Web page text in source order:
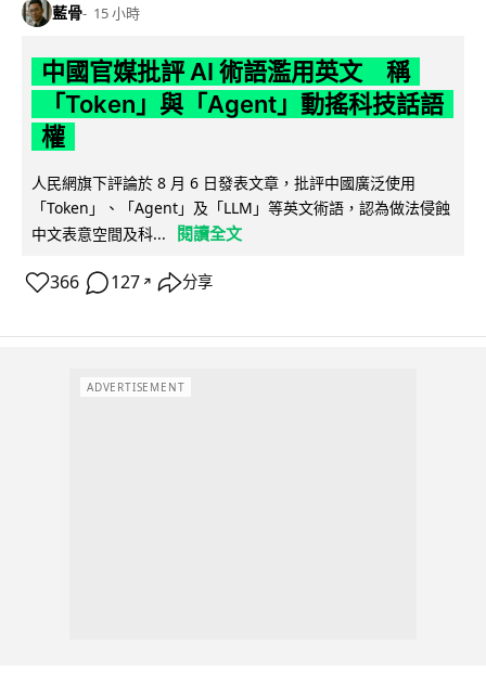
藍骨 15 小時
中國官媒批評 AI 術語濫用英文 稱
「Token」與「Agent」動搖科技話語
權
人民網旗下評論於 8 月 6 日發表文章，批評中國廣泛使用
「Token」、「Agent」及「LLM」等英文術語，認為做法侵蝕
中文表意空間及科...
閱讀全文
366 127 ↗ 分享
ADVERTISEMENT